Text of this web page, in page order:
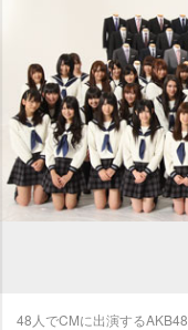
48人でCMに出演する